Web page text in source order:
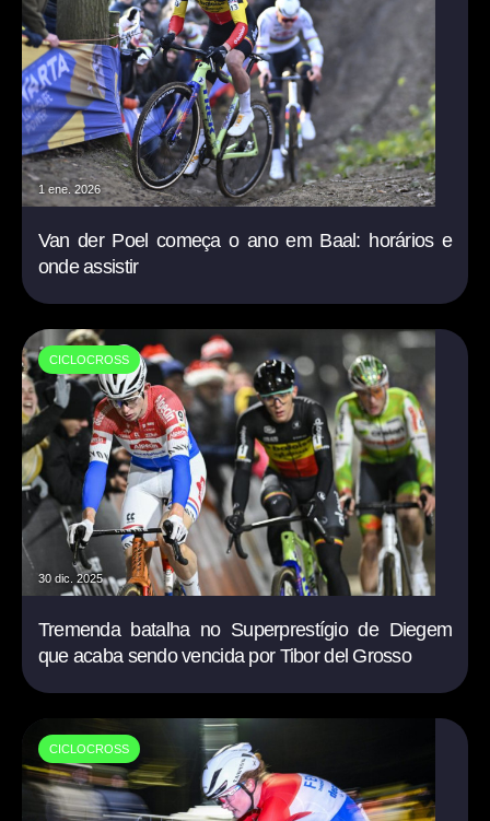
1 ene. 2026
Van der Poel começa o ano em Baal: horários e
onde assistir
CICLOCROSS
30 dic. 2025
Tremenda batalha no Superprestígio de Diegem
que acaba sendo vencida por Tibor del Grosso
CICLOCROSS